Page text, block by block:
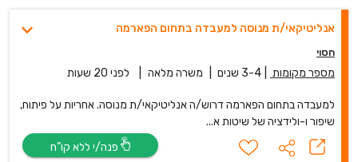
אנליטיקאי/ת מנוסה למעבדה בתחום הפארמה
חסוי
מספר מקומות 3-4 שנים משרה מלאה לפני 20 שעות
למעבדה בתחום הפארמה דרוש/ה אנליטיקאי/ת מנוסה. אחריות על פיתוח,
שיפור ו-ולידציה של שיטות א...